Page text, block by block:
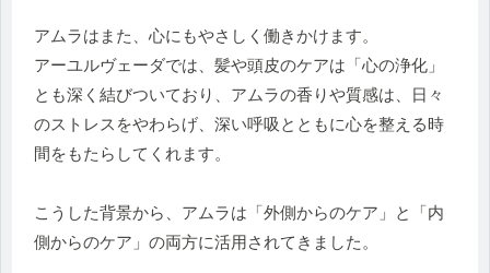
アムラはまた、心にもやさしく働きかけます。
アーユルヴェーダでは、髪や頭皮のケアは「心の浄化」
とも深く結びついており、アムラの香りや質感は、日々
のストレスをやわらげ、深い呼吸とともに心を整える時
間をもたらしてくれます。
こうした背景から、アムラは「外側からのケア」と「内
側からのケア」の両方に活用されてきました。